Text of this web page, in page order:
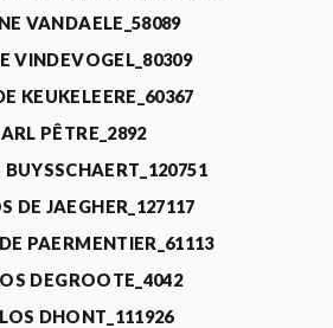
VANDAELE_58089
VINDEVOGEL_80309
KEUKELEERE_60367
PÊTRE_2892
BUYSSCHAERT_120751
DE JAEGHER_127117
PAERMENTIER_61113
DEGROOTE_4042
DHONT_111926